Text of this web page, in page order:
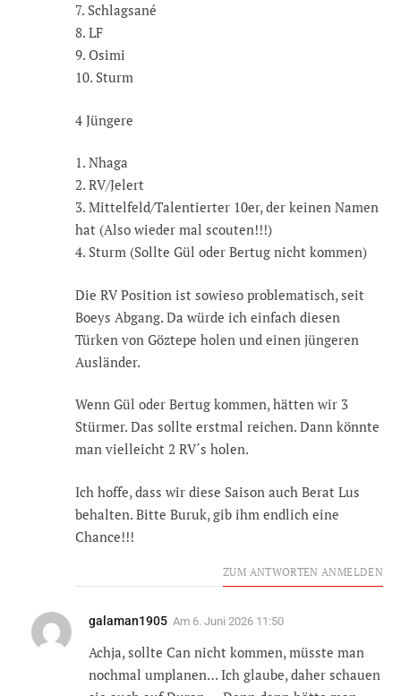
7. Schlagsané
8. LF
9. Osimi
10. Sturm
4 Jüngere
1. Nhaga
2. RV/Jelert
3. Mittelfeld/Talentierter 10er, der keinen Namen
hat (Also wieder mal scouten!!!)
4. Sturm (Sollte Gül oder Bertug nicht kommen)
Die RV Position ist sowieso problematisch, seit
Boeys Abgang. Da würde ich einfach diesen
Türken von Göztepe holen und einen jüngeren
Ausländer.
Wenn Gül oder Bertug kommen, hätten wir 3
Stürmer. Das sollte erstmal reichen. Dann könnte
man vielleicht 2 RV´s holen.
Ich hoffe, dass wir diese Saison auch Berat Lus
behalten. Bitte Buruk, gib ihm endlich eine
Chance!!!
ZUM ANTWORTEN ANMELDEN
galaman1905 Am 6. Juni 2026 11:50
Achja, sollte Can nicht kommen, müsste man
nochmal umplanen… Ich glaube, daher schauen